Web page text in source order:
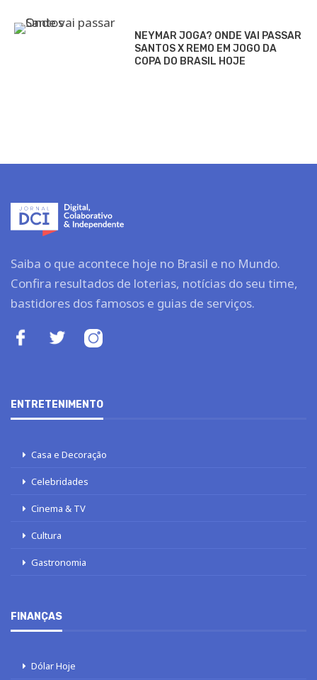
NEYMAR JOGA? ONDE VAI PASSAR
SANTOS X REMO EM JOGO DA
COPA DO BRASIL HOJE
Saiba o que acontece hoje no Brasil e no Mundo.
Confira resultados de loterias, notícias do seu time,
bastidores dos famosos e guias de serviços.
ENTRETENIMENTO
Casa e Decoração
Celebridades
Cinema & TV
Cultura
Gastronomia
FINANÇAS
Dólar Hoje